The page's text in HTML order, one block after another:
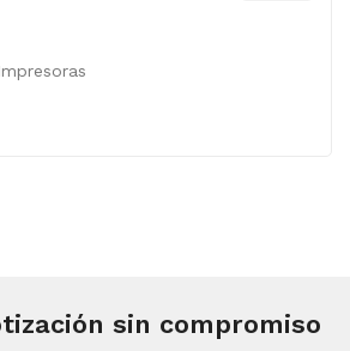
sin compromiso